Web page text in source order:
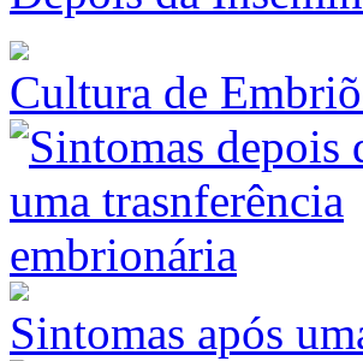
Cultura de
Sintomas após